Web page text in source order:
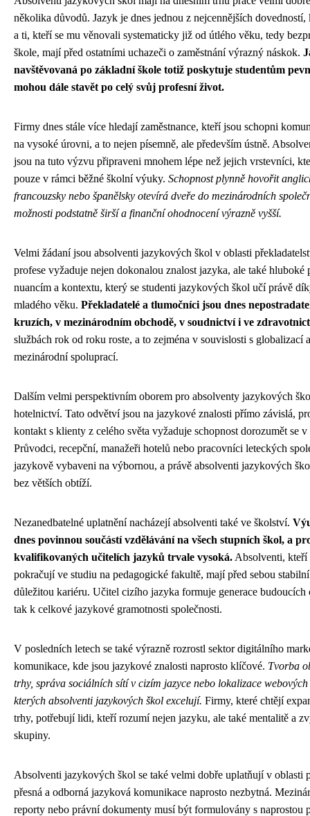
několika důvodů. Jazyk je dnes jednou z nejcennějších
a ti, kteří se mu věnovali systematicky již od útlého věku, tedy
škole, mají před ostatními uchazeči o zaměstnání výrazný náskok.
navštěvovaná po základní škole totiž poskytuje studentům
mohou dále stavět po celý svůj profesní život.
Firmy dnes stále více hledají zaměstnance, kteří jsou schopni
na vysoké úrovni, a to nejen písemně, ale především ústně.
jsou na tuto výzvu připraveni mnohem lépe než jejich vrstevníci,
pouze v rámci běžné školní výuky. Schopnost plynně hovořit
francouzsky nebo španělsky otevírá dveře do mezinárodních
možnosti podstatně širší a finanční ohodnocení výrazně vyšší.
Velmi žádaní jsou absolventi jazykových škol v oblasti
profese vyžaduje nejen dokonalou znalost jazyka, ale také
nuancím a kontextu, který se studenti jazykových škol učí právě
mladého věku. Překladatelé a tlumočníci jsou dnes
kruzích, v mezinárodním obchodě, v soudnictví i ve
službách rok od roku roste, a to zejména v souvislosti s globalizací
mezinárodní spoluprací.
Dalším velmi perspektivním oborem pro absolventy jazykových
hotelnictví. Tato odvětví jsou na jazykové znalosti přímo závislá,
kontakt s klienty z celého světa vyžaduje schopnost dorozumět se
Průvodci, recepční, manažeři hotelů nebo pracovníci leteckých
jazykově vybaveni na výbornou, a právě absolventi jazykových
bez větších obtíží.
Nezanedbatelné uplatnění nacházejí absolventi také ve školství.
dnes povinnou součástí vzdělávání na všech stupních škol, a
kvalifikovaných učitelích jazyků trvale vysoká. Absolventi, kteří
pokračují ve studiu na pedagogické fakultě, mají před sebou
důležitou kariéru. Učitel cizího jazyka formuje generace
tak k celkové jazykové gramotnosti společnosti.
V posledních letech se také výrazně rozrostl sektor digitálního
komunikace, kde jsou jazykové znalosti naprosto klíčové. Tvorba
trhy, správa sociálních sítí v cizím jazyce nebo lokalizace
kterých absolventi jazykových škol excelují. Firmy, které chtějí
trhy, potřebují lidi, kteří rozumí nejen jazyku, ale také mentalitě a
skupiny.
Absolventi jazykových škol se také velmi dobře uplatňují v oblasti
přesná a odborná jazyková komunikace naprosto nezbytná.
reporty nebo právní dokumenty musí být formulovány s naprostou